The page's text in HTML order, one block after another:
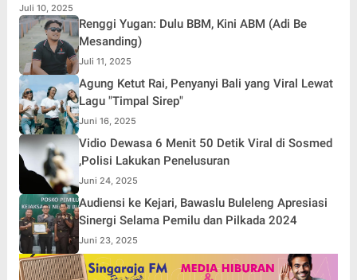
Juli 10, 2025
Renggi Yugan: Dulu BBM, Kini ABM (Adi Be
Mesanding)
Juli 11, 2025
Agung Ketut Rai, Penyanyi Bali yang Viral Lewat
Lagu "Timpal Sirep"
Juni 16, 2025
Vidio Dewasa 6 Menit 50 Detik Viral di Sosmed
,Polisi Lakukan Penelusuran
Juni 24, 2025
Audiensi ke Kejari, Bawaslu Buleleng Apresiasi
Sinergi Selama Pemilu dan Pilkada 2024
Juni 23, 2025